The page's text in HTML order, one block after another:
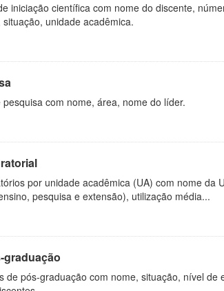
iniciação científica com nome do discente,
unidade acadêmica.
com nome, área, nome do líder.
por unidade acadêmica (UA) com nome da
pesquisa e extensão), utilização média...
graduação
de pós-graduação com nome, situação, nível